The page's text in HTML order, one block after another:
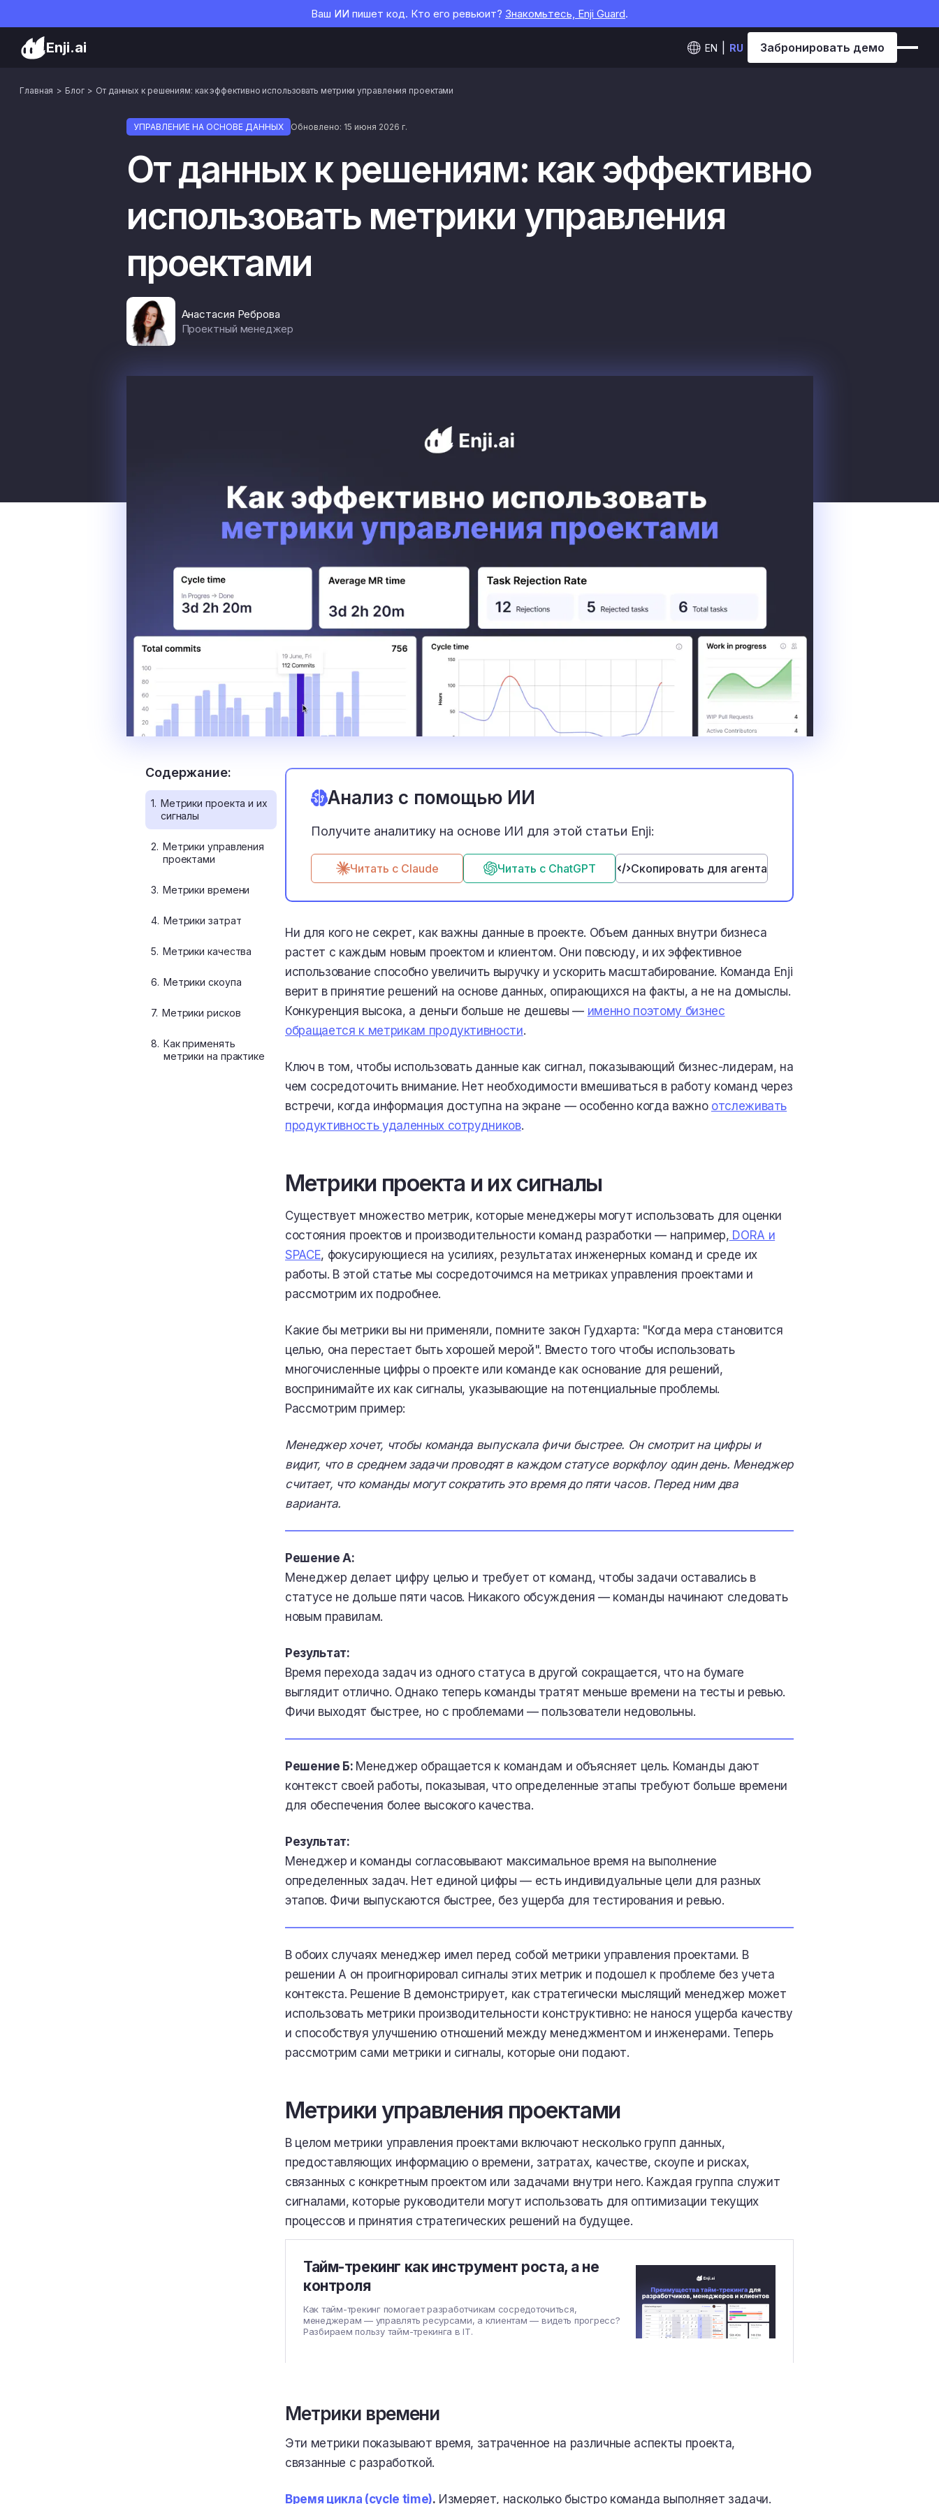
Ваш ИИ пишет код. Кто его ревьюит? Знакомьтесь, Enji Guard.
Enji.ai EN RU Забронировать демо
Главная Блог От данных к решениям: как эффективно использовать метрики управления проектами
УПРАВЛЕНИЕ НА ОСНОВЕ ДАННЫХ Обновлено: 15 июня 2026 г.
От данных к решениям: как эффективно
использовать метрики управления
проектами
Анастасия Реброва
Проектный менеджер
Содержание:
1. Метрики проекта и их
сигналы
2. Метрики управления
проектами
3. Метрики времени
4. Метрики затрат
5. Метрики качества
6. Метрики скоупа
7. Метрики рисков
8. Как применять
метрики на практике
Анализ с помощью ИИ
Получите аналитику на основе ИИ для этой статьи Enji:
Читать с Claude Читать с ChatGPT Скопировать для агента
Ни для кого не секрет, как важны данные в проекте. Объем данных внутри бизнеса
растет с каждым новым проектом и клиентом. Они повсюду, и их эффективное
использование способно увеличить выручку и ускорить масштабирование. Команда Enji
верит в принятие решений на основе данных, опирающихся на факты, а не на домыслы.
Конкуренция высока, а деньги больше не дешевы — именно поэтому бизнес
обращается к метрикам продуктивности.
Ключ в том, чтобы использовать данные как сигнал, показывающий бизнес-лидерам, на
чем сосредоточить внимание. Нет необходимости вмешиваться в работу команд через
встречи, когда информация доступна на экране — особенно когда важно отслеживать
продуктивность удаленных сотрудников.
Метрики проекта и их сигналы
Существует множество метрик, которые менеджеры могут использовать для оценки
состояния проектов и производительности команд разработки — например, DORA и
SPACE, фокусирующиеся на усилиях, результатах инженерных команд и среде их
работы. В этой статье мы сосредоточимся на метриках управления проектами и
рассмотрим их подробнее.
Какие бы метрики вы ни применяли, помните закон Гудхарта: "Когда мера становится
целью, она перестает быть хорошей мерой". Вместо того чтобы использовать
многочисленные цифры о проекте или команде как основание для решений,
воспринимайте их как сигналы, указывающие на потенциальные проблемы.
Рассмотрим пример:
Менеджер хочет, чтобы команда выпускала фичи быстрее. Он смотрит на цифры и
видит, что в среднем задачи проводят в каждом статусе воркфлоу один день. Менеджер
считает, что команды могут сократить это время до пяти часов. Перед ним два
варианта.
Решение А:
Менеджер делает цифру целью и требует от команд, чтобы задачи оставались в
статусе не дольше пяти часов. Никакого обсуждения — команды начинают следовать
новым правилам.
Результат:
Время перехода задач из одного статуса в другой сокращается, что на бумаге
выглядит отлично. Однако теперь команды тратят меньше времени на тесты и ревью.
Фичи выходят быстрее, но с проблемами — пользователи недовольны.
Решение Б: Менеджер обращается к командам и объясняет цель. Команды дают
контекст своей работы, показывая, что определенные этапы требуют больше времени
для обеспечения более высокого качества.
Результат:
Менеджер и команды согласовывают максимальное время на выполнение
определенных задач. Нет единой цифры — есть индивидуальные цели для разных
этапов. Фичи выпускаются быстрее, без ущерба для тестирования и ревью.
В обоих случаях менеджер имел перед собой метрики управления проектами. В
решении A он проигнорировал сигналы этих метрик и подошел к проблеме без учета
контекста. Решение B демонстрирует, как стратегически мыслящий менеджер может
использовать метрики производительности конструктивно: не нанося ущерба качеству
и способствуя улучшению отношений между менеджментом и инженерами. Теперь
рассмотрим сами метрики и сигналы, которые они подают.
Метрики управления проектами
В целом метрики управления проектами включают несколько групп данных,
предоставляющих информацию о времени, затратах, качестве, скоупе и рисках,
связанных с конкретным проектом или задачами внутри него. Каждая группа служит
сигналами, которые руководители могут использовать для оптимизации текущих
процессов и принятия стратегических решений на будущее.
Тайм-трекинг как инструмент роста, а не
контроля
Как тайм-трекинг помогает разработчикам сосредоточиться,
менеджерам — управлять ресурсами, а клиентам — видеть прогресс?
Разбираем пользу тайм-трекинга в IT.
Метрики времени
Эти метрики показывают время, затраченное на различные аспекты проекта,
связанные с разработкой.
Время цикла (cycle time). Измеряет, насколько быстро команда выполняет задачи.